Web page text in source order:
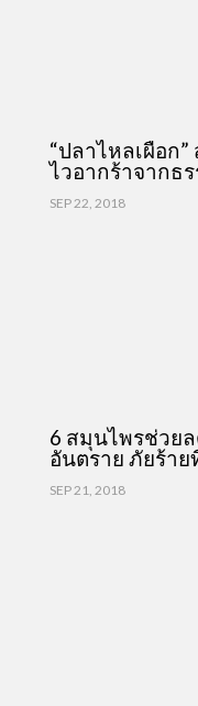
“ปลาไหลเผือก
ไวอากร้าจากธ
SEP 22, 2018
6 สมุนไพรช่วย
อันตราย ภัยร้า
SEP 21, 2018